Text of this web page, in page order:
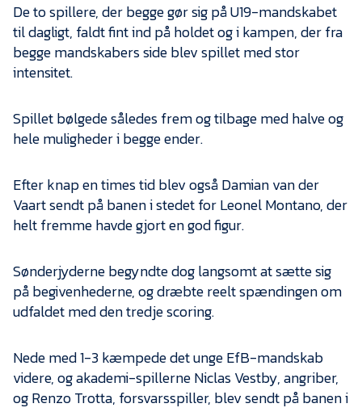
De to spillere, der begge gør sig på U19-mandskabet
til dagligt, faldt fint ind på holdet og i kampen, der fra
begge mandskabers side blev spillet med stor
intensitet.
Spillet bølgede således frem og tilbage med halve og
hele muligheder i begge ender.
Efter knap en times tid blev også Damian van der
Vaart sendt på banen i stedet for Leonel Montano, der
helt fremme havde gjort en god figur.
Sønderjyderne begyndte dog langsomt at sætte sig
på begivenhederne, og dræbte reelt spændingen om
udfaldet med den tredje scoring.
Nede med 1-3 kæmpede det unge EfB-mandskab
videre, og akademi-spillerne Niclas Vestby, angriber,
og Renzo Trotta, forsvarsspiller, blev sendt på banen i